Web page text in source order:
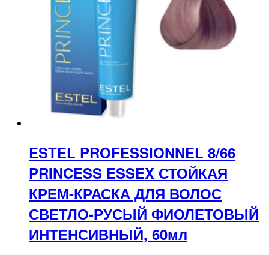
ESTEL PROFESSIONNEL 8/66
PRINCESS ESSEX СТОЙКАЯ
КРЕМ-КРАСКА ДЛЯ ВОЛОС
СВЕТЛО-РУСЫЙ ФИОЛЕТОВЫЙ
ИНТЕНСИВНЫЙ, 60мл